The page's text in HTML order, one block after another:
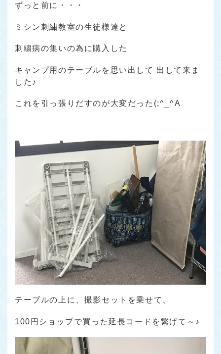
ずっと前に・・・
ミシン刺繍教室の生徒様達と
刺繍病の集いの為に購入した
キャンプ用のテーブルを思い出して 出して来ま
した♪
これを引っ張りだすのが大変だった(;^_^A
テーブルの上に、撮影セットを乗せて、
100円ショップで買った延長コードを繋げて～♪